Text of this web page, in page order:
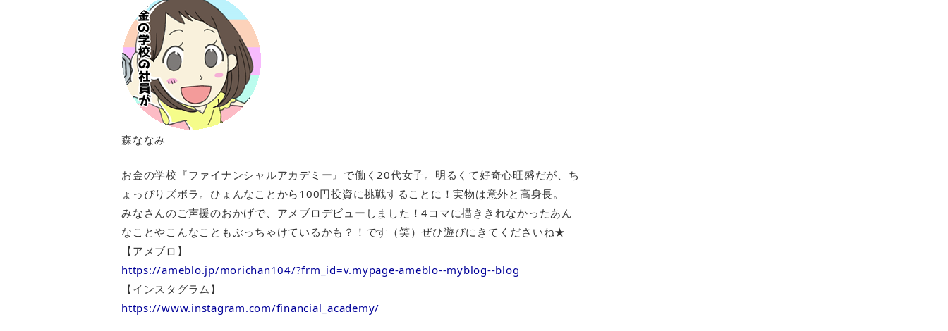
森ななみ
お金の学校『ファイナンシャルアカデミー』で働く20代女子。明るくて好奇心旺盛だが、ち
ょっぴりズボラ。ひょんなことから100円投資に挑戦することに！実物は意外と高身長。
みなさんのご声援のおかげで、アメブロデビューしました！4コマに描ききれなかったあん
なことやこんなこともぶっちゃけているかも？！です（笑）ぜひ遊びにきてくださいね★
【アメブロ】
https://ameblo.jp/morichan104/?frm_id=v.mypage-ameblo--myblog--blog
【インスタグラム】
https://www.instagram.com/financial_academy/